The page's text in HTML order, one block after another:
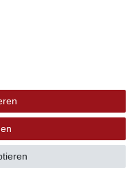
| Firmensitz: 8598
+41 56 534 72 67